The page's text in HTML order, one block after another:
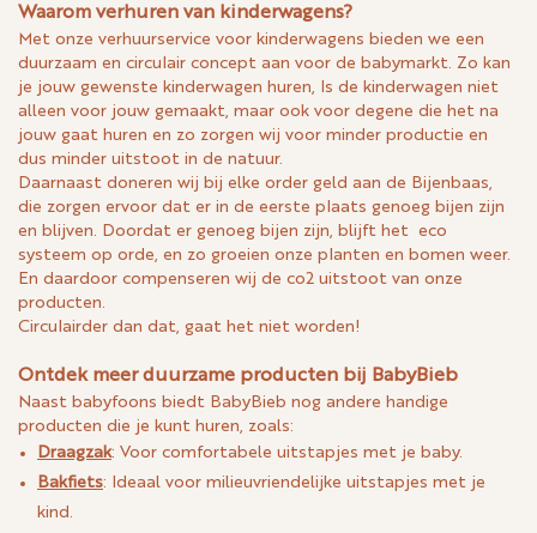
Waarom verhuren van kinderwagens?
Met onze verhuurservice voor kinderwagens bieden we een
duurzaam en circulair concept aan voor de babymarkt. Zo kan
je jouw gewenste kinderwagen huren, Is de kinderwagen niet
alleen voor jouw gemaakt, maar ook voor degene die het na
jouw gaat huren en zo zorgen wij voor minder productie en
dus minder uitstoot in de natuur.
Daarnaast doneren wij bij elke order geld aan de Bijenbaas,
die zorgen ervoor dat er in de eerste plaats genoeg bijen zijn
en blijven. Doordat er genoeg bijen zijn, blijft het eco
systeem op orde, en zo groeien onze planten en bomen weer.
En daardoor compenseren wij de co2 uitstoot van onze
producten.
Circulairder dan dat, gaat het niet worden!
Ontdek meer duurzame producten bij BabyBieb
Naast babyfoons biedt BabyBieb nog andere handige
producten die je kunt huren, zoals:
Draagzak: Voor comfortabele uitstapjes met je baby.
Bakfiets: Ideaal voor milieuvriendelijke uitstapjes met je
kind.